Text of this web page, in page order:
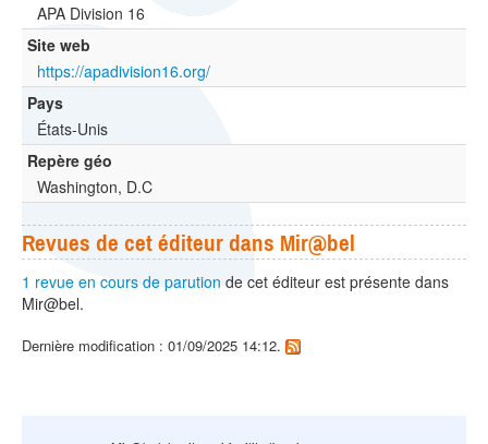
APA Division 16
Site web
https://apadivision16.org/
Pays
États-Unis
Repère géo
Washington, D.C
Revues de cet éditeur dans Mir@bel
1 revue en cours de parution de cet éditeur est présente dans
Mir@bel.
Dernière modification : 01/09/2025 14:12.